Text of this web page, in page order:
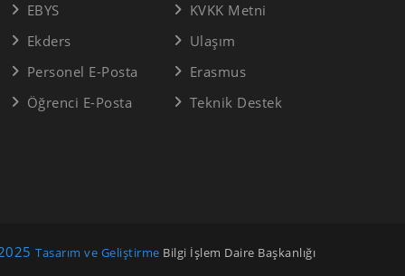
EBYS
Ekders
Personel E-Posta
Öğrenci E-Posta
KVKK Metni
Ulaşım
Erasmus
Teknik Destek
Tasarım ve Geliştirme Bilgi İşlem Daire Başkanlığı